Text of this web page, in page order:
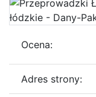
Ocena:
Adres strony: